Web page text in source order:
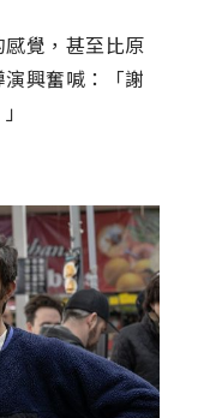
覺，甚至比原
興奮喊：「謝